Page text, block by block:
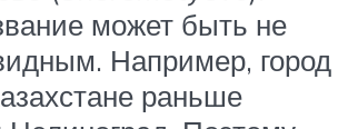
может быть не
Например, город
раньше